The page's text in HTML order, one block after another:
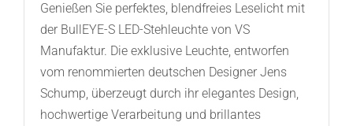
Genießen Sie perfektes, blendfreies Leselicht mit
der BullEYE-S LED-Stehleuchte von VS
Manufaktur. Die exklusive Leuchte, entworfen
vom renommierten deutschen Designer Jens
Schump, überzeugt durch ihr elegantes Design,
hochwertige Verarbeitung und brillantes